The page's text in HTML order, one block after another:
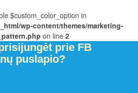
$custom_color_option in
wp-content/themes/marketing-
on line 2
prie FB
puslapio?